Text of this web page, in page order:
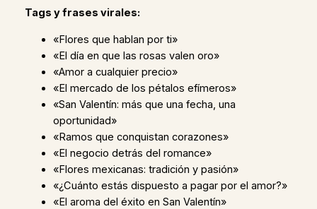
Tags y frases virales:
«Flores que hablan por ti»
«El día en que las rosas valen oro»
«Amor a cualquier precio»
«El mercado de los pétalos efímeros»
«San Valentín: más que una fecha, una
oportunidad»
«Ramos que conquistan corazones»
«El negocio detrás del romance»
«Flores mexicanas: tradición y pasión»
«¿Cuánto estás dispuesto a pagar por el amor?»
«El aroma del éxito en San Valentín»